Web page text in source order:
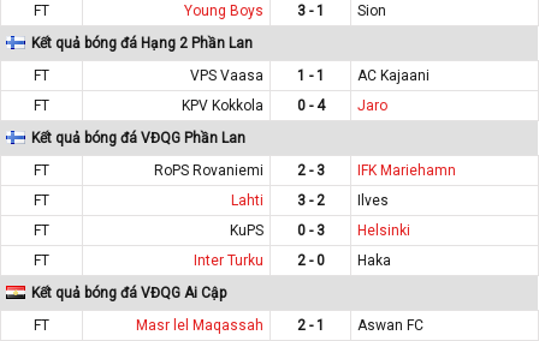
FT
Young Boys 3 - 1
Sion
Kết quả bóng đá Hạng 2 Phần Lan
FT
VPS Vaasa 1 - 1
AC Kajaani
FT
KPV Kokkola 0 - 4
Jaro
Kết quả bóng đá VĐQG Phần Lan
FT
RoPS Rovaniemi 2 - 3
IFK Mariehamn
FT
Lahti 3 - 2
Ilves
FT
KuPS 0 - 3
Helsinki
FT
Inter Turku 2 - 0
Haka
Kết quả bóng đá VĐQG Ai Cập
FT
Masr lel Maqassah 2 - 1
Aswan FC